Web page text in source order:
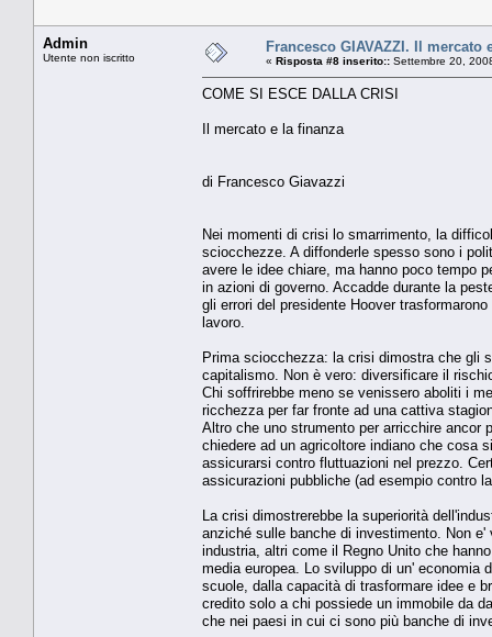
Admin
Utente non iscritto
Francesco GIAVAZZI. Il mercato
« Risposta #8 inserito:: Settembre 20,
COME SI ESCE DALLA CRISI
Il mercato e la finanza
di Francesco Giavazzi
Nei momenti di crisi lo smarrimento, la
sciocchezze. A diffonderle spesso sono i
avere le idee chiare, ma hanno poco tempo
in azioni di governo. Accadde durante la
gli errori del presidente Hoover
lavoro.
Prima sciocchezza: la crisi dimostra che gli
capitalismo. Non è vero: diversificare il
Chi soffrirebbe meno se venissero aboliti i
ricchezza per far fronte ad una cattiva
Altro che uno strumento per arricchire ancor
chiedere ad un agricoltore indiano che cosa
assicurarsi contro fluttuazioni nel prezzo.
assicurazioni pubbliche (ad esempio contro
La crisi dimostrerebbe la superiorità
anziché sulle banche di investimento. Non
industria, altri come il Regno Unito che
media europea. Lo sviluppo di un' economia
scuole, dalla capacità di trasformare idee e
credito solo a chi possiede un immobile da
che nei paesi in cui ci sono più banche di